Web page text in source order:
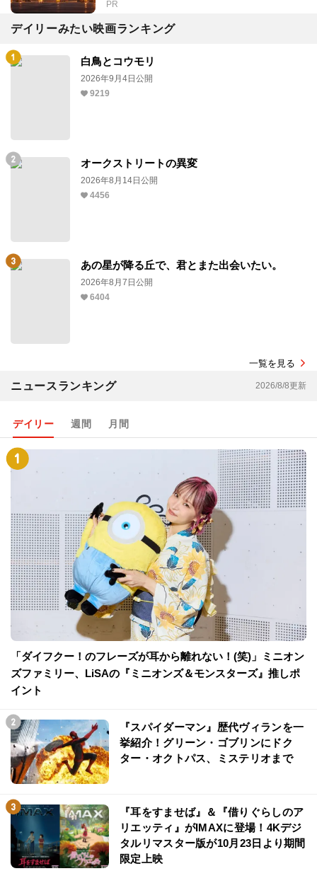
PR
デイリーみたい映画ランキング
白鳥とコウモリ
2026年9月4日公開
9219
オークストリートの異変
2026年8月14日公開
4456
あの星が降る丘で、君とまた出会いたい。
2026年8月7日公開
6404
一覧を見る
ニュースランキング 2026/8/8更新
デイリー 週間 月間
「ダイフクー！のフレーズが耳から離れない！(笑)」ミニオン
ズファミリー、LiSAの『ミニオンズ＆モンスターズ』推しポ
イント
『スパイダーマン』歴代ヴィランを一
挙紹介！グリーン・ゴブリンにドク
ター・オクトパス、ミステリオまで
『耳をすませば』＆『借りぐらしのア
リエッティ』がIMAXに登場！4Kデジ
タルリマスター版が10月23日より期間
限定上映